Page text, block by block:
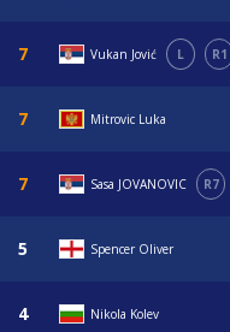
Vukan Jović L R1
Mitrovic Luka
Sasa JOVANOVIC R7
Spencer Oliver
Nikola Kolev